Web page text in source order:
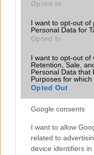
Opted In
I want to opt-out of
Personal Data for
Opted In
I want to opt-out of
Retention, Sale,
Personal Data that
Purposes for which
Opted Out
Google consents
I want to allow
related to
device identifiers in
nyomós okunk van
KAPCSOLÓDÓ HÍREK
Apple iPhone 5C és
Teszt: Nokia Lumia
Nexus 4 vs Nexus 5: